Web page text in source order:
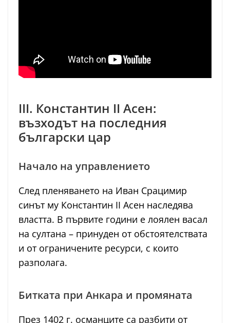
III. Константин II Асен:
възходът на последния
български цар
Начало на управлението
След пленяването на Иван Срацимир
синът му Константин II Асен наследява
властта. В първите години е лоялен васал
на султана – принуден от обстоятелствата
и от ограничените ресурси, с които
разполага.
Битката при Анкара и промяната
През 1402 г. османците са разбити от